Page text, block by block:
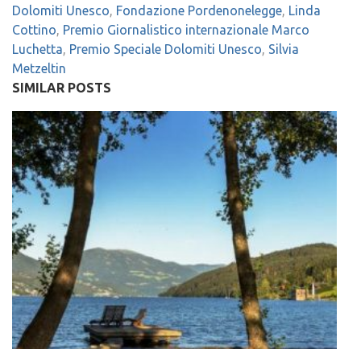
Dolomiti Unesco, Fondazione Pordenonelegge, Linda
Cottino, Premio Giornalistico internazionale Marco
Luchetta, Premio Speciale Dolomiti Unesco, Silvia
Metzeltin
SIMILAR POSTS